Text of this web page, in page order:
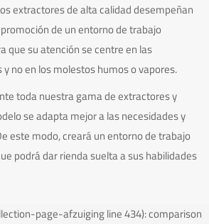
extractores de alta calidad desempeñan
de un entorno de trabajo
que su atención se centre en las
no en los molestos humos o vapores.
toda nuestra gama de extractores y
se adapta mejor a las necesidades y
este modo, creará un entorno de trabajo
podrá dar rienda suelta a sus habilidades
page-afzuiging line 434): comparison